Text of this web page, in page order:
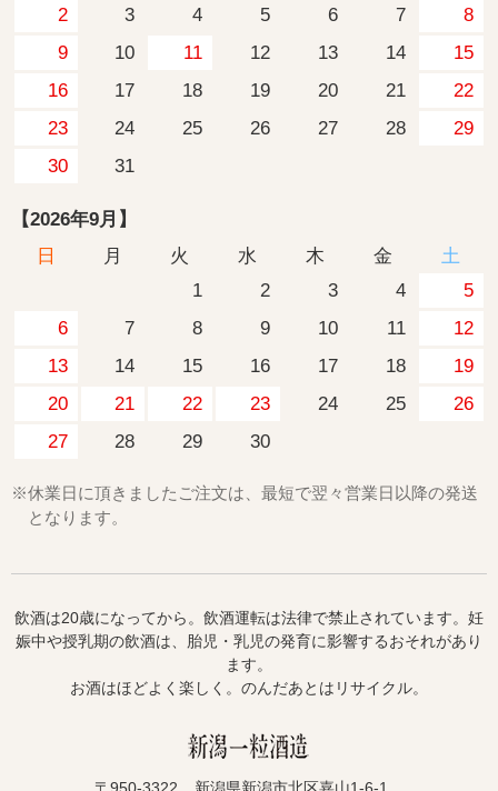
2
3 4 5 6 7
8
9
10 11 12 13 14
15
16
17 18 19 20 21
22
23
24 25 26 27 28
29
30
31
2026年9月
日
月 火 水 木 金
土
1
2 3 4
5
6
7 8 9 10 11
12
13
14 15 16 17 18
19
20
21 22 23 24 25
26
27
28 29 30
※休業日に頂きましたご注文は、最短で翌々営業日以降の発送
となります。
飲酒は20歳になってから。飲酒運転は法律で禁止されています。妊
娠中や授乳期の飲酒は、胎児・乳児の発育に影響するおそれがあり
ます。
お酒はほどよく楽しく。のんだあとはリサイクル。